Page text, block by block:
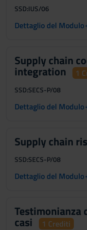
SSD:IUS/06
Dettaglio del Modulo
Supply chain
integration 1
SSD:SECS-P/08
Dettaglio del Modulo
Supply chain
SSD:SECS-P/08
Dettaglio del Modulo
casi 1 Crediti